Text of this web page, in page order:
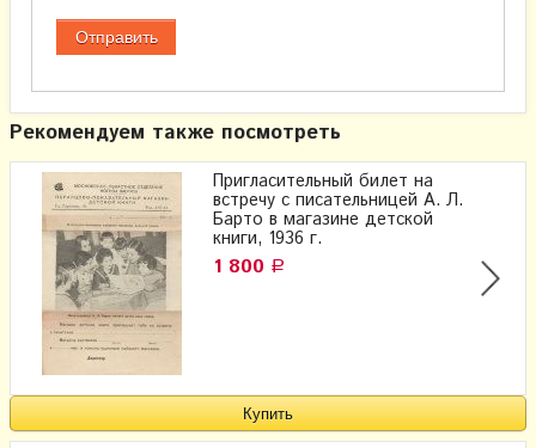
Рекомендуем также посмотреть
Пригласительный билет на
встречу с писательницей А. Л.
Барто в магазине детской
книги, 1936 г.
1 800 Р